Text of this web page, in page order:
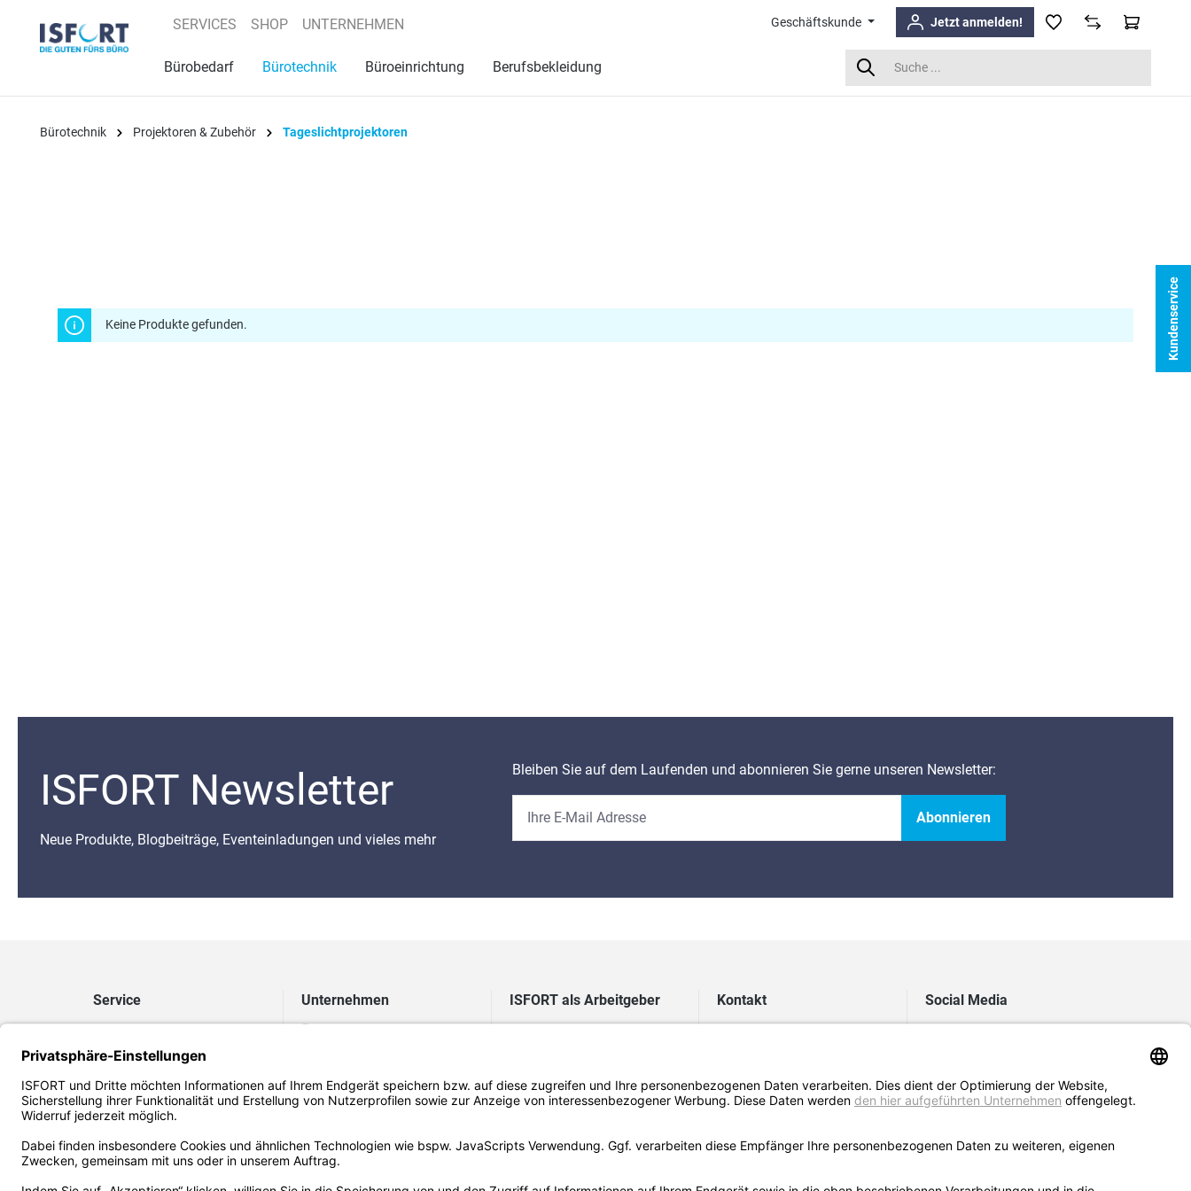
Zur Hauptnavigation springen
SERVICES SHOP UNTERNEHMEN Geschäftskunde Jetzt anmelden!
Bürobedarf Bürotechnik Büroeinrichtung Berufsbekleidung
Bürotechnik Projektoren & Zubehör Tageslichtprojektoren
Keine Produkte gefunden.
ISFORT Newsletter
Neue Produkte, Blogbeiträge, Eventeinladungen und vieles mehr
Bleiben Sie auf dem Laufenden und abonnieren Sie gerne unseren Newsletter:
Abonnieren
Service
Retouren
FAQ Onlineshop
FAQ EUDR
Unternehmen ISFORT als Arbeitgeber Kontakt
Newsletteranmeldung
Newsletterabmeldung
Social Media
LinkedIn
Kundenservice